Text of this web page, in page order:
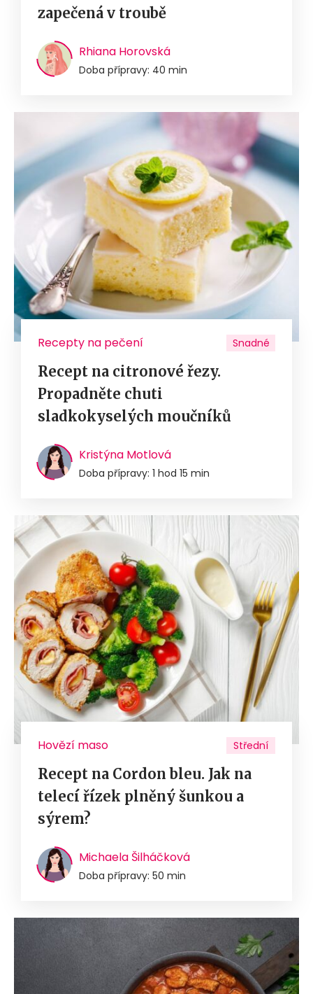
zapečená v troubě
Rhiana Horovská
Doba přípravy: 40 min
Recepty na pečení Snadné
Recept na citronové řezy.
Propadněte chuti
sladkokyselých moučníků
Kristýna Motlová
Doba přípravy: 1 hod 15 min
Hovězí maso Střední
Recept na Cordon bleu. Jak na
telecí řízek plněný šunkou a
sýrem?
Michaela Šilháčková
Doba přípravy: 50 min